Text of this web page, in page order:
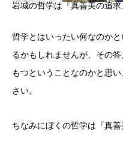
岩城の哲学は『真善美の追求
哲学とはいったい何なのか
るかもしれませんが、その
もつということなのかと思
さい。
ちなみにぼくの哲学は『真善